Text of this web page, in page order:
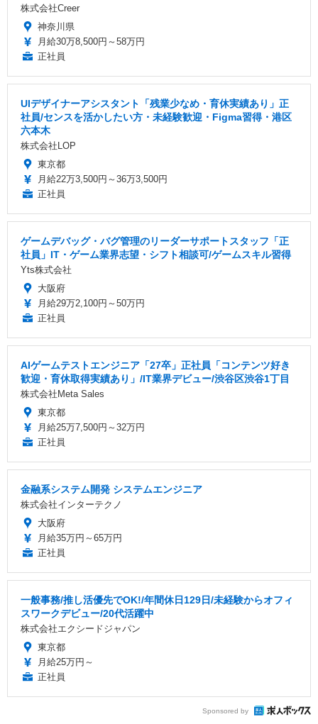
株式会社Creer
神奈川県
月給30万8,500円～58万円
正社員
UIデザイナーアシスタント「残業少なめ・育休実績あり」正
社員/センスを活かしたい方・未経験歓迎・Figma習得・港区
六本木
株式会社LOP
東京都
月給22万3,500円～36万3,500円
正社員
ゲームデバッグ・バグ管理のリーダーサポートスタッフ「正
社員」IT・ゲーム業界志望・シフト相談可/ゲームスキル習得
Yts株式会社
大阪府
月給29万2,100円～50万円
正社員
AIゲームテストエンジニア「27卒」正社員「コンテンツ好き
歓迎・育休取得実績あり」/IT業界デビュー/渋谷区渋谷1丁目
株式会社Meta Sales
東京都
月給25万7,500円～32万円
正社員
金融系システム開発 システムエンジニア
株式会社インターテクノ
大阪府
月給35万円～65万円
正社員
一般事務/推し活優先でOK!/年間休日129日/未経験からオフィ
スワークデビュー/20代活躍中
株式会社エクシードジャパン
東京都
月給25万円～
正社員
Sponsored by